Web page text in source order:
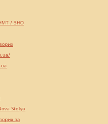
НМТ / ЗНО
Stelya
за